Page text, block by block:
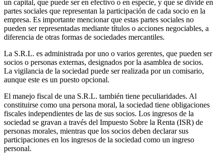
un capital, que puede ser en efectivo o en especie, y que se divide en
partes sociales que representan la participación de cada socio en la
empresa. Es importante mencionar que estas partes sociales no
pueden ser representadas mediante títulos o acciones negociables, a
diferencia de otras formas de sociedades mercantiles.
La S.R.L. es administrada por uno o varios gerentes, que pueden ser
socios o personas externas, designados por la asamblea de socios.
La vigilancia de la sociedad puede ser realizada por un comisario,
aunque este es un puesto opcional.
El manejo fiscal de una S.R.L. también tiene peculiaridades. Al
constituirse como una persona moral, la sociedad tiene obligaciones
fiscales independientes de las de sus socios. Los ingresos de la
sociedad se gravan a través del Impuesto Sobre la Renta (ISR) de
personas morales, mientras que los socios deben declarar sus
participaciones en los ingresos de la sociedad como un ingreso
personal.